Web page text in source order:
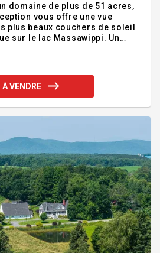
domaine de plus de 51 acres,
vous offre une vue
plus beaux couchers de soleil
sur le lac Massawippi. Un
creusée, un spa, un étang
grange restaurée, un
pour cheval, un garage triple
VENDRE